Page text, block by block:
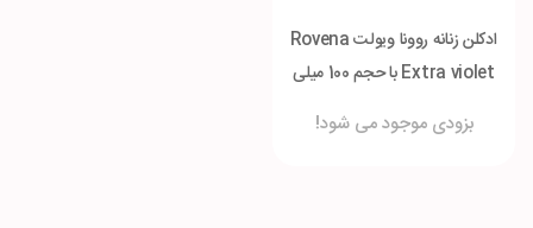
ادکلن زنانه روونا ویولت Rovena
Extra violet با حجم 100 میلی
بزودی موجود می شود!